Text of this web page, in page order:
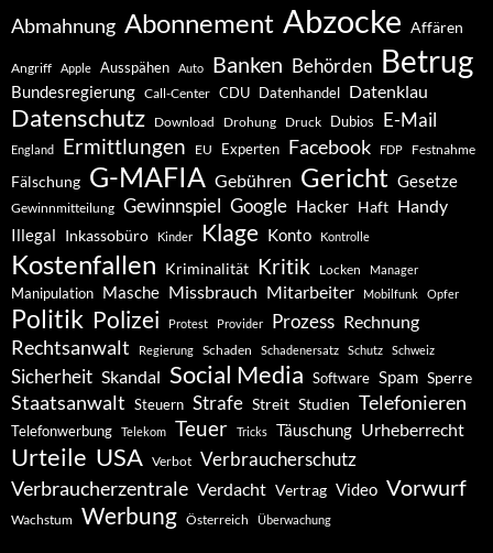
Abmahnung Abonnement Abzocke Affären
Angriff Apple Ausspähen Auto Banken Behörden Betrug
Bundesregierung Call-Center CDU Datenhandel Datenklau
Datenschutz Download Drohung Druck Dubios E-Mail
England Ermittlungen EU Experten Facebook FDP Festnahme
Fälschung G-MAFIA Gebühren Gericht Gesetze
Gewinnmitteilung Gewinnspiel Google Hacker Haft Handy
Illegal Inkassobüro Kinder Klage Konto Kontrolle
Kostenfallen Kriminalität Kritik Locken Manager
Manipulation Masche Missbrauch Mitarbeiter Mobilfunk Opfer
Politik Polizei Protest Provider Prozess Rechnung
Rechtsanwalt Regierung Schaden Schadenersatz Schutz Schweiz
Sicherheit Skandal Social Media Software Spam Sperre
Staatsanwalt Steuern Strafe Streit Studien Telefonieren
Telefonwerbung Telekom Teuer Tricks Täuschung Urheberrecht
Urteile USA Verbot Verbraucherschutz
Verbraucherzentrale Verdacht Vertrag Video Vorwurf
Wachstum Werbung Österreich Überwachung